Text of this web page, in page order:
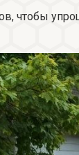
чтобы